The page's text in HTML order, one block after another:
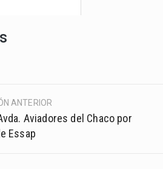
ANTERIOR
Aviadores del Chaco por
Essap